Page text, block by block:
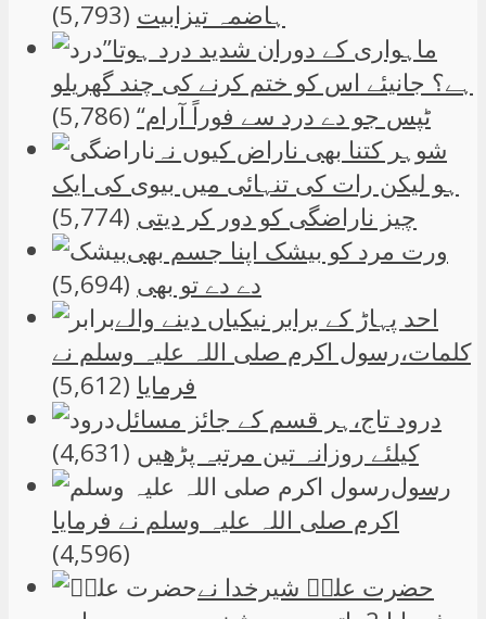
ہاضمہ تیزابیت (5,793)
”ماہواری کے دوران شدید درد ہوتا
ہے؟ جانیئے اس کو ختم کرنے کی چند گھریلو
ٹپس جو دے درد سے فوراً آرام“ (5,786)
شوہر کتنا بھی ناراض کیوں نہ
ہو لیکن رات کی تنہائی میں بیوی کی ایک
چیز ناراضگی کو دور کر دیتی (5,774)
ورت مرد کو بیشک اپنا جسم بھی
دے دے تو بھی (5,694)
احد پہاڑ کے برابر نیکیاں دینے والے
کلمات،رسول اکرم صلی اللہ علیہ وسلم نے
فرمایا (5,612)
درود تاج،ہر قسم کے جائز مسائل
کیلئے روزانہ تین مرتبہ پڑھیں (4,631)
رسول
اکرم صلی اللہ علیہ وسلم نے فرمایا
(4,596)
حضرت علیؑ شیرخدا نے